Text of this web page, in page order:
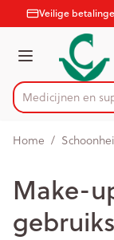
Ga naar de inhoud
1 van 1Veilige
Menu
Product, merk,
M
Home /
Make-